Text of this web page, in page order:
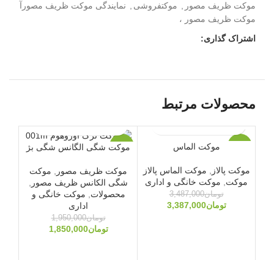
موکت ظریف مصور
موکتفروشی
نمایندگی موکت ظریف مصورآ
موکت ظریف مصور ،
اشتراک گذاری:
محصولات مرتبط
موکت الماس
موکت پالاز
موکت الماس پالاز
موکت
موکت خانگی و اداری
تومان3,487,000
تومان3,387,000
-5%
موکت شگی الگانس شگی بژ
موکت ظریف مصور
موکت
شگی الکانس ظریف مصور
محصولات
موکت خانگی و
اداری
تومان1,950,000
تومان1,850,000